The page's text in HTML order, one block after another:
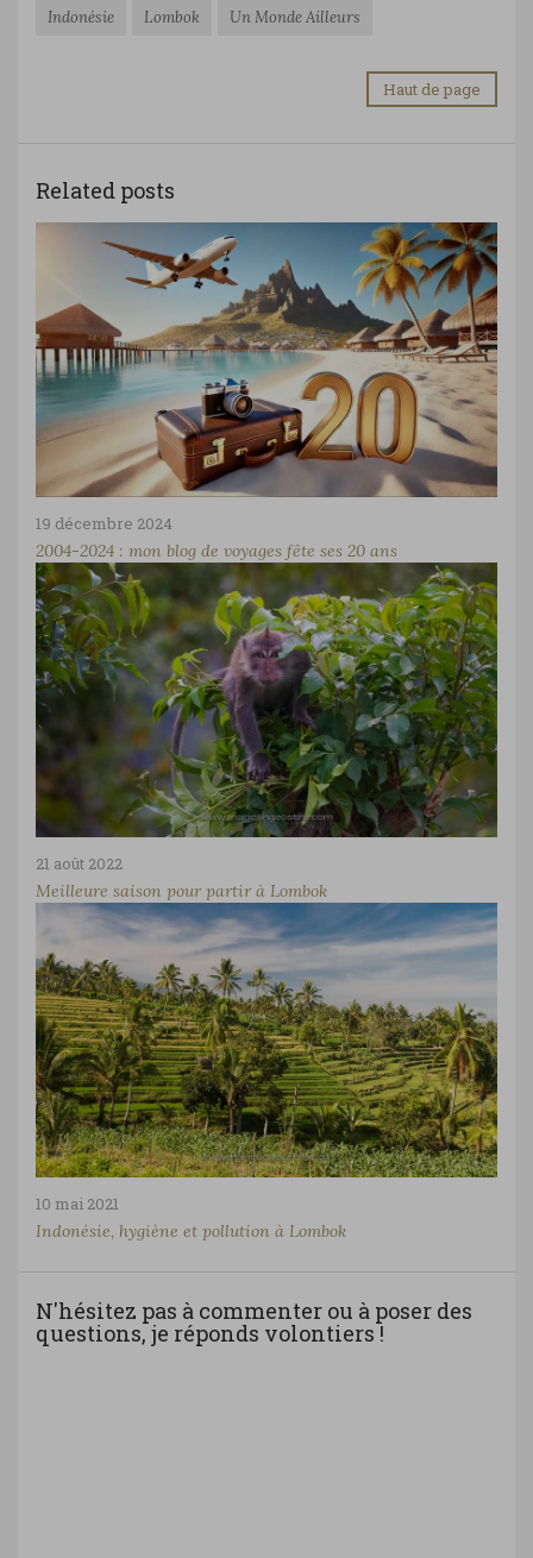
Indonésie Lombok Un Monde Ailleurs
Haut de page
Related posts
19 décembre 2024
2004-2024 : mon blog de voyages fête ses 20 ans
21 août 2022
Meilleure saison pour partir à Lombok
10 mai 2021
Indonésie, hygiène et pollution à Lombok
N'hésitez pas à commenter ou à poser des
questions, je réponds volontiers !